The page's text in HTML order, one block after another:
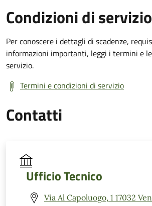
Condizioni di servizio
Per conoscere i dettagli di scadenze,
informazioni importanti, leggi i termini e
servizio.
Termini e condizioni di servizio
Contatti
Ufficio Tecnico
Via Al Capoluogo, 1 17032